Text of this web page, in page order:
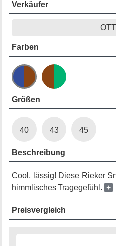
Verkäufer
Farben
Größen
40 43 45
Beschreibung
Cool, lässig! Diese Rieker
himmlisches Tragegefühl. +
Preisvergleich